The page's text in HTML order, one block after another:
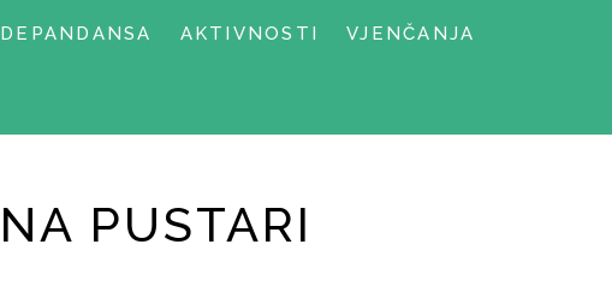
DEPANDANSA AKTIVNOSTI VJENČANJA
PUSTARI